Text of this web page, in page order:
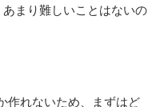
まり難しいことはないの
作れないため、まずはど